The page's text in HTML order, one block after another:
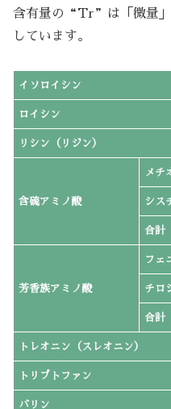
含有量の“Tr”は「微量
しています。
イソロイシン
ロイシン
リシン（リジン）
含硫アミノ酸
メチ
シス
合計
芳香族アミノ酸
フェ
チロ
合計
トレオニン（スレオニン）
トリプトファン
バリン